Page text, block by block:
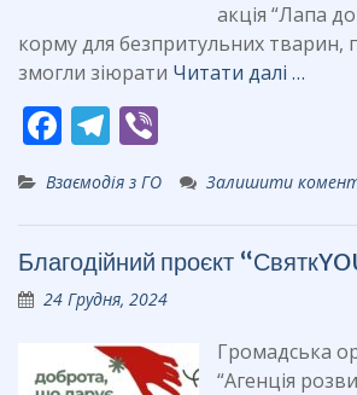
акція “Лапа
корму для безпритульних тварин,
змогли зіюрати Читати далі …
F
e
b
o
o
k
T
el
e
gr
a
m
b
er
Взаємодія з ГО Залишити
Благодійний проєкт
24 Грудня, 2024
Громадська
“Агенція